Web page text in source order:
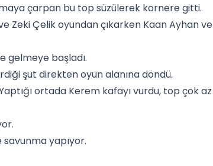
çarpan bu top süzülerek kornere gitti.
Zeki Çelik oyundan çıkarken Kaan Ayhan ve
gelmeye başladı.
şut direkten oyun alanına döndü.
ortada Kerem kafayı vurdu, top çok az
savunma yapıyor.